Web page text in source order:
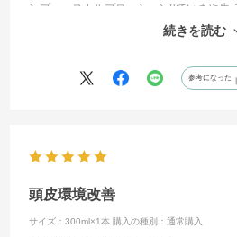
ンプー、スカルプローションβでいまや生
フの皆さんはみんな親身になってくれま
続きを読む
参考になった
頭皮環境改善
サイズ：300ml×1本 購入の種別：通常購入